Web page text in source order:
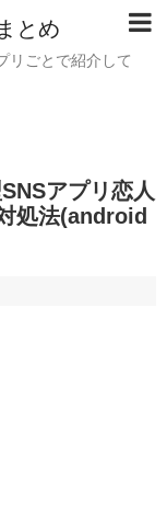
とめ
リごとで紹介して
アプリ恋人
処法(android